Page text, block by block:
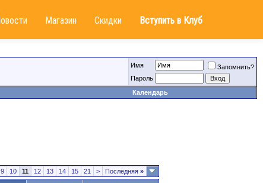
Магазин Скидки Вступить в Клуб
Имя
Запомнить?
Пароль
Календарь
9 10 11 12 13 14 15 21 > Последняя »